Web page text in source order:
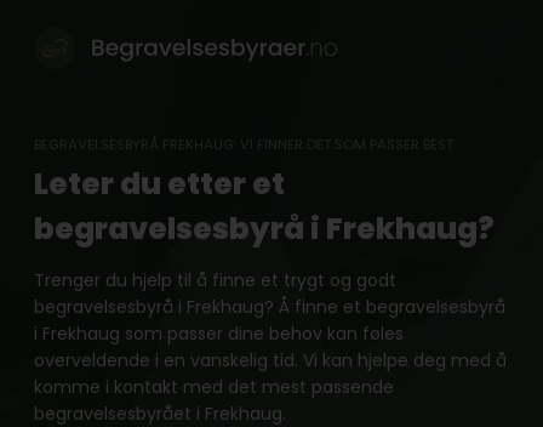
BEGRAVELSESBYRÅ FREKHAUG: VI FINNER DET SOM PASSER BEST
Leter du etter et
begravelsesbyrå i Frekhaug?
Trenger du hjelp til å finne et trygt og godt
begravelsesbyrå i Frekhaug? Å finne et begravelsesbyrå
i Frekhaug som passer dine behov kan føles
overveldende i en vanskelig tid. Vi kan hjelpe deg med å
komme i kontakt med det mest passende
begravelsesbyrået i Frekhaug.